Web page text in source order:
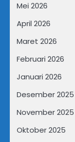
Mei 2026
April 2026
Maret 2026
Februari 2026
Januari 2026
Desember 2025
November 2025
Oktober 2025